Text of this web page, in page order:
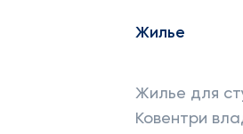
Жилье
Жилье для
Ковентри